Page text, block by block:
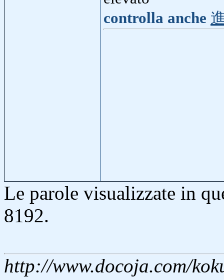
controlla anche
Le parole visualizzate in
8192.
http://www.docoja.com/